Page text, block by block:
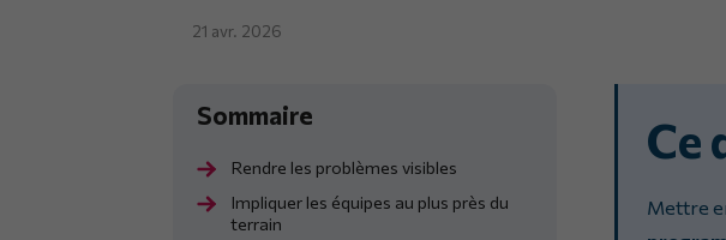
21 avr. 2026
Rendre les problèmes visibles
Impliquer les équipes au plus près du
terrain
Ce
Mettre